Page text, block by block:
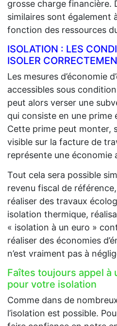
grosse charge financière.
similaires sont également
fonction des ressources
ISOLATION : LES
ISOLER
Les mesures d’économie
accessibles sous
peut alors verser une
qui consiste en une prime
Cette prime peut monter,
visible sur la facture de
représente une économie
Tout cela sera possible
revenu fiscal de
réaliser des travaux
isolation thermique,
« isolation à un euro »
réaliser des économies
n’est vraiment pas à
Faîtes toujours appel à
pour votre isolation
Comme dans de
l’isolation est possible.